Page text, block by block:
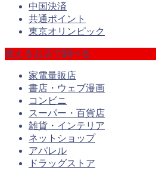
中国決済
共通ポイント
東京オリンピック
使えるお店で調べる
家電量販店
書店・ウェブ漫画
コンビニ
スーパー・百貨店
雑貨・インテリア
ネットショップ
アパレル
ドラッグストア